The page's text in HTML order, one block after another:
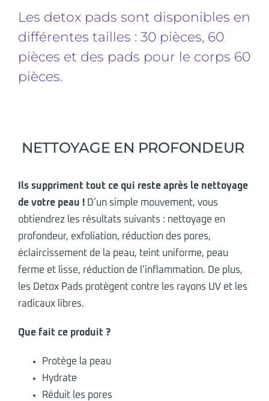
Les detox pads sont disponibles en
différentes tailles : 30 pièces, 60
pièces et des pads pour le corps 60
pièces.
NETTOYAGE EN PROFONDEUR
Ils suppriment tout ce qui reste après le nettoyage
de votre peau ! D’un simple mouvement, vous
obtiendrez les résultats suivants : nettoyage en
profondeur, exfoliation, réduction des pores,
éclaircissement de la peau, teint uniforme, peau
ferme et lisse, réduction de l’inflammation. De plus,
les Detox Pads protègent contre les rayons UV et les
radicaux libres.
Que fait ce produit ?
Protège la peau
Hydrate
Réduit les pores